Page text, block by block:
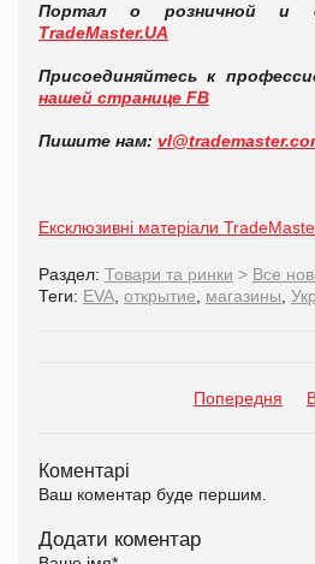
Портал о розничной и
TradeMaster.UA
Присоединяйтесь к
нашей странице FB
Пишите нам:
Ексклюзивні матеріали
Раздел: Товари та ринки > Все
Теги: EVA открытие магазины
Попередня
Коментарі
Ваш коментар буде першим.
Додати коментар